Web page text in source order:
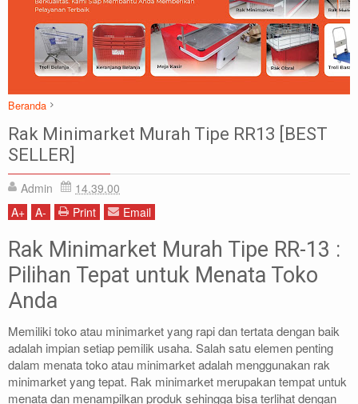
Beranda
RAK DISPLAY
Rak Gondola
Rak Minimarket
Rak Minimarket Murah Tipe RR13 [BEST SELLER]
Rak Minimarket Murah Tipe RR13 [BEST
SELLER]
Admin
14.39.00
A+ A- Print Email
Rak Minimarket Murah Tipe RR-13 :
Pilihan Tepat untuk Menata Toko
Anda
Memiliki toko atau minimarket yang rapi dan tertata dengan baik
adalah impian setiap pemilik usaha. Salah satu elemen penting
dalam menata toko atau minimarket adalah menggunakan rak
minimarket yang tepat. Rak minimarket merupakan tempat untuk
menata dan menampilkan produk sehingga bisa terlihat dengan